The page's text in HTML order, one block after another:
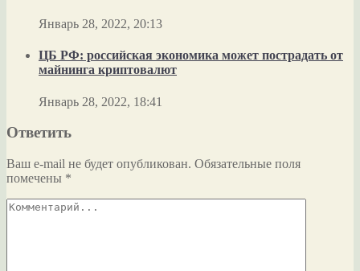
Январь 28, 2022, 20:13
ЦБ РФ: российская экономика может пострадать от
майнинга криптовалют
Январь 28, 2022, 18:41
Ответить
Ваш e-mail не будет опубликован. Обязательные поля
помечены *